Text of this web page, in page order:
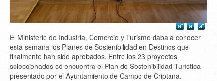
El Ministerio de Industria, Comercio y Turismo daba a conocer
esta semana los Planes de Sostenibilidad en Destinos que
finalmente han sido aprobados. Entre los 23 proyectos
seleccionados se encuentra el Plan de Sostenibilidad Turística
presentado por el Ayuntamiento de Campo de Criptana.